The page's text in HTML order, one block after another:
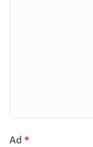
Ad *